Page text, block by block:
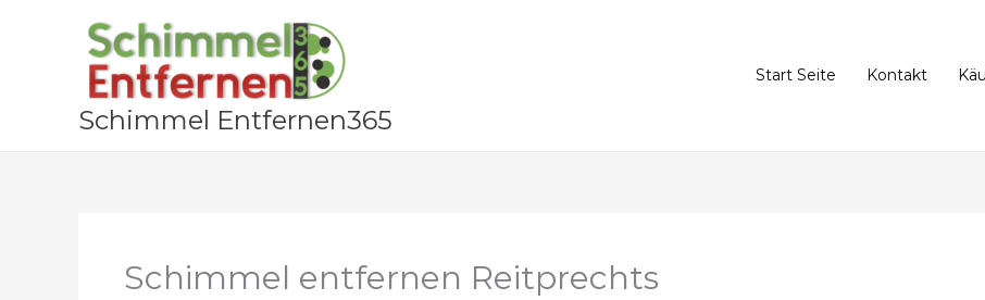
Schimmel Entfernen365
Start Seite Kontakt
Schimmel entfernen Reitprechts